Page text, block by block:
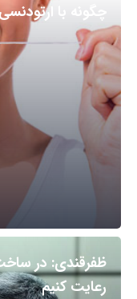
چگونه با
ظفرقندی: در
رعایت کنیم